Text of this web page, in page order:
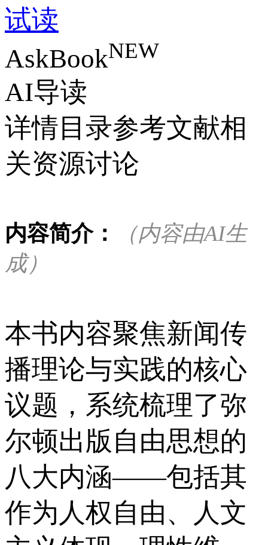
试读
AskBookNEW
AI导读
详情 目录参考文献相
关资源讨论
内容简介：
（内容由AI生
成）
本书内容聚焦新闻传
播理论与实践的核心
议题，系统梳理了弥
尔顿出版自由思想的
八大内涵——包括其
作为人权自由、人文